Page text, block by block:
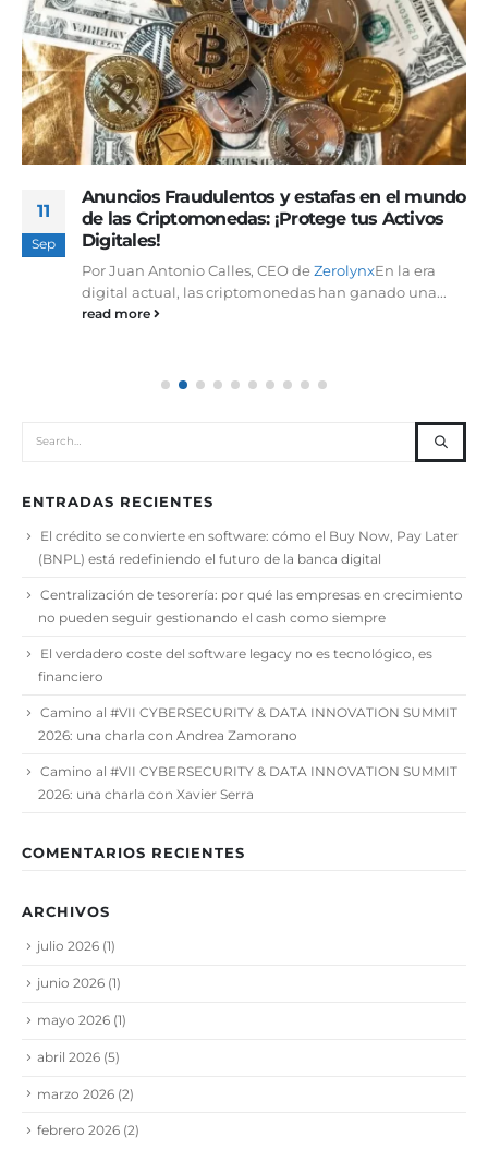
11
Sep
Anuncios Fraudulentos y estafas en el mundo
de las Criptomonedas: ¡Protege tus Activos
Digitales!
Por Juan Antonio Calles, CEO deZerolynxEn la era
digital actual, las criptomonedas han ganado una...
read more
ENTRADAS RECIENTES
El crédito se convierte en software: cómo el Buy Now, Pay Later
(BNPL) está redefiniendo el futuro de la banca digital
Centralización de tesorería: por qué las empresas en crecimiento
no pueden seguir gestionando el cash como siempre
El verdadero coste del software legacy no es tecnológico, es
financiero
Camino al #VII CYBERSECURITY & DATA INNOVATION SUMMIT
2026: una charla con Andrea Zamorano
Camino al #VII CYBERSECURITY & DATA INNOVATION SUMMIT
2026: una charla con Xavier Serra
COMENTARIOS RECIENTES
ARCHIVOS
julio 2026 (1)
junio 2026 (1)
mayo 2026 (1)
abril 2026 (5)
marzo 2026 (2)
febrero 2026 (2)